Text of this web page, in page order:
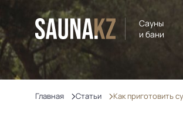
Сауны
и бани
Главная Статьи Как приготовить